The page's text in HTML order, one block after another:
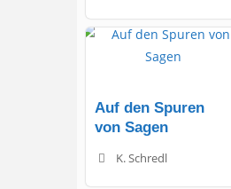
Auf den Spuren
von Sagen
K. Schredl